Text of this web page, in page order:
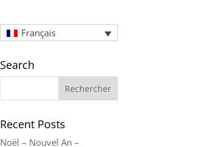
Français
Search
Recent Posts
Noël – Nouvel An –